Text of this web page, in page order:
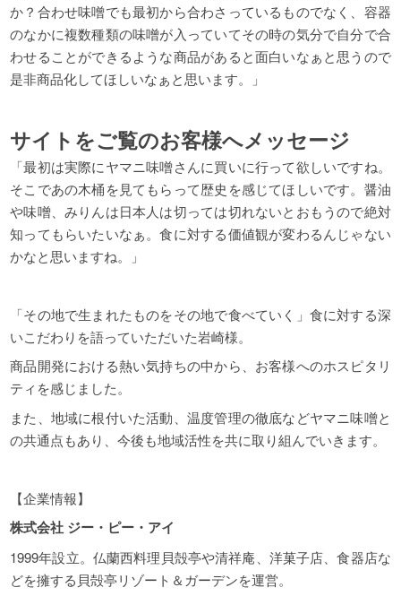
か？合わせ味噌でも最初から合わさっているものでなく、容器
のなかに複数種類の味噌が入っていてその時の気分で自分で合
わせることができるような商品があると面白いなぁと思うので
是非商品化してほしいなぁと思います。」
サイトをご覧のお客様へメッセージ
「最初は実際にヤマニ味噌さんに買いに行って欲しいですね。
そこであの木桶を見てもらって歴史を感じてほしいです。 醤油
や味噌、みりんは日本人は切っては切れないとおもうので絶対
知ってもらいたいなぁ。食に対する価値観が変わるんじゃない
かなと思いますね。」
「その地で生まれたものをその地で食べていく」 食に対する深
いこだわりを語っていただいた岩崎様。
商品開発における熱い気持ちの中から、お客様へのホスピタリ
ティを感じました。
また、地域に根付いた活動、温度管理の徹底などヤマニ味噌と
の共通点もあり、今後も地域活性を共に取り組んでいきます。
【企業情報】
株式会社 ジー・ピー・アイ
1999年設立。仏蘭西料理貝殻亭や清祥庵、洋菓子店、食器店な
どを擁する貝殻亭リゾート＆ガーデンを運営。